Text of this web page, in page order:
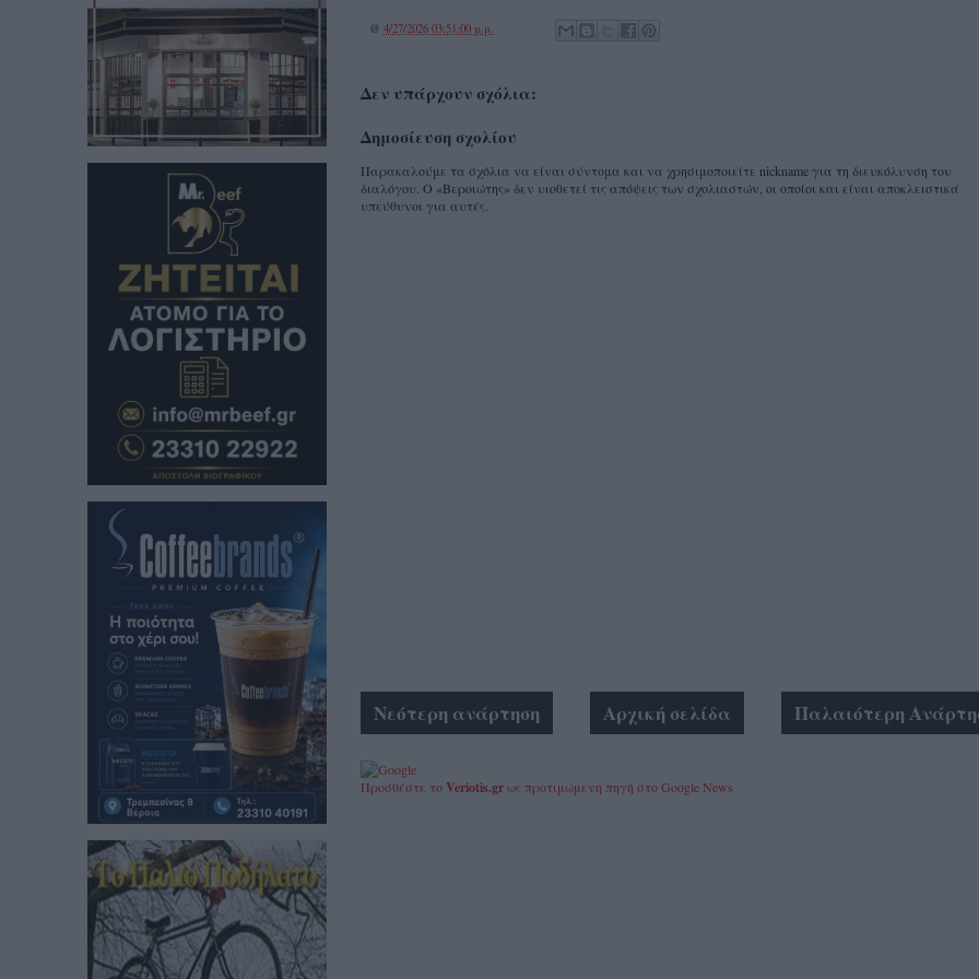
@ 4/27/2026 03:51:00 μ.μ.
Δεν υπάρχουν σχόλια:
Δημοσίευση σχολίου
Παρακαλούμε τα σχόλια να είναι σύντομα και να χρησιμοποιείτε nickname για τη διευκόλυνση του
διαλόγου. Ο «Βεροιώτης» δεν υιοθετεί τις απόψεις των σχολιαστών, οι οποίοι και είναι αποκλειστικά
υπεύθυνοι για αυτές.
Νεότερη ανάρτηση Παλαιότερη
Αρχική σελίδα
Προσθέστε τοVeriotis.grως προτιμώμενη πηγή στο Google News